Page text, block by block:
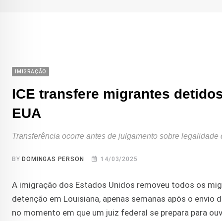
IMIGRAÇÃO
ICE transfere migrantes
EUA
Transferência ocorre antes de julgamento sobre legalidade
BY DOMINGAS PERSON 14/03/2025
A imigração dos Estados Unidos removeu todos os
detenção em Louisiana, apenas semanas após o envio
no momento em que um juiz federal se prepara para